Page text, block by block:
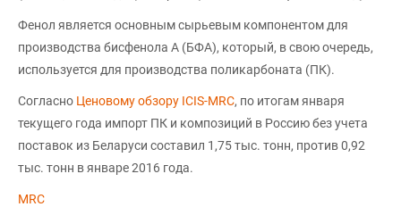
Фенол является основным сырьевым компонентом для
производства бисфенола А (БФА), который, в свою очередь,
используется для производства поликарбоната (ПК).
Согласно Ценовому обзору ICIS-MRC, по итогам января
текущего года импорт ПК и композиций в Россию без учета
поставок из Беларуси составил 1,75 тыс. тонн, против 0,92
тыс. тонн в январе 2016 года.
MRC